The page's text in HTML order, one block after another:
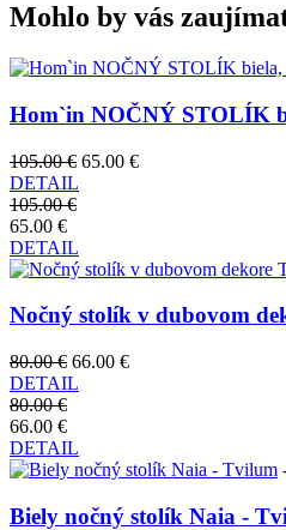
Mohlo by vás
Hom`in NOČNÝ STOLÍK
105.00 € 65.00 €
DETAIL
105.00 €
65.00 €
DETAIL
Nočný stolík v dubovom
80.00 € 66.00 €
DETAIL
80.00 €
66.00 €
DETAIL
Biely nočný stolík Naia -